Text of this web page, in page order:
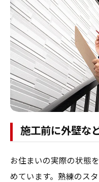
施工前に外壁な
お住まいの実際の状態
めています。熟練のス